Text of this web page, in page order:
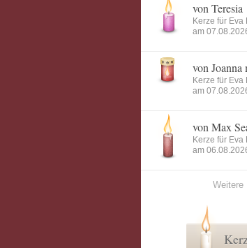
von Teresia
Kerze für Eva
am
von Joanna
Kerze für Eva
am
von Max
Kerze für Eva
am
Weitere